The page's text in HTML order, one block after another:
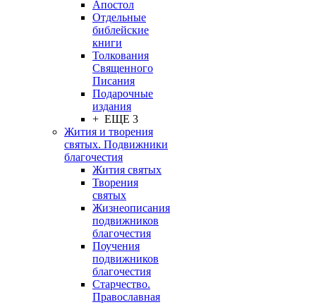
Апостол
Отдельные
библейские
книги
Толкования
Священного
Писания
Подарочные
издания
+ ЕЩЕ 3
Жития и творения
святых. Подвижники
благочестия
Жития святых
Творения
святых
Жизнеописания
подвижников
благочестия
Поучения
подвижников
благочестия
Старчество.
Православная